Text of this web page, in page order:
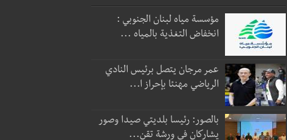
مؤسسة مياه لبنان الجنوبي :
انخفاض التغذية بالمياه ...
عمر مرجان يتصل برئيس النادي
الرياضي مهنئا بإحراز ا...
بالصور: رئيسا بلديتي صيدا وصور
يشاركان في ورشة تقن...